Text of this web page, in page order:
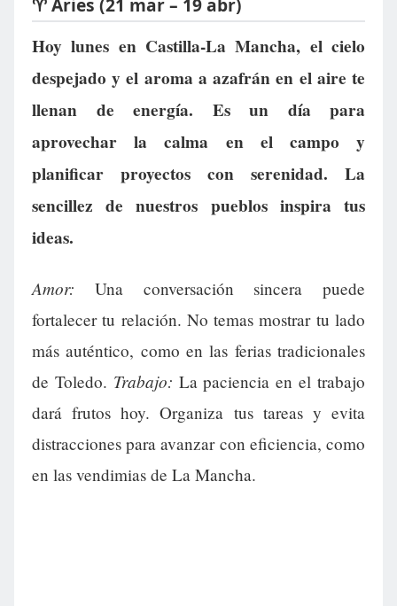
Hoy lunes en Castilla-La Mancha, el cielo
despejado y el aroma a azafrán en el aire te
llenan de energía. Es un día para
aprovechar la calma en el campo y
planificar proyectos con serenidad. La
sencillez de nuestros pueblos inspira tus
ideas.
Amor: Una conversación sincera puede
fortalecer tu relación. No temas mostrar tu lado
más auténtico, como en las ferias tradicionales
de Toledo. Trabajo: La paciencia en el trabajo
dará frutos hoy. Organiza tus tareas y evita
distracciones para avanzar con eficiencia, como
en las vendimias de La Mancha.